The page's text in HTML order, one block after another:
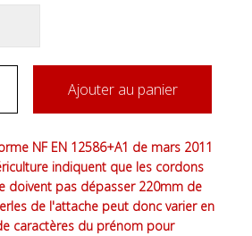
Ajouter au panier
NF EN 12586+A1 de mars 2011
indiquent que les cordons
doivent pas dépasser 220mm de
de l'attache peut donc varier en
caractères du prénom pour